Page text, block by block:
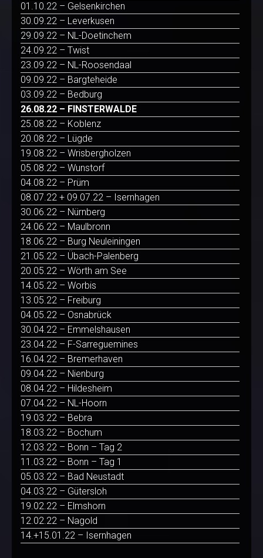
01.10.22 – Gelsenkirchen
30.09.22 – Leverkusen
29.09.22 – NL-Doetinchem
24.09.22 – Twist
23.09.22 – NL-Roosendaal
09.09.22 – Bargteheide
03.09.22 – Bedburg
26.08.22 – FINSTERWALDE
25.08.22 – Koblenz
20.08.22 – Lügde
19.08.22 – Wrisbergholzen
05.08.22 – Wunstorf
04.08.22 – Prüm
08.07.22 + 09.07.22 – Isernhagen
30.06.22 – Nürnberg
24.06.22 – Maulbronn
18.06.22 – Burg Neuleiningen
21.05.22 – Übach-Palenberg
20.05.22 – Wörth am See
14.05.22 – Worbis
13.05.22 – Freiburg
04.05.22 – Osnabrück
30.04.22 – Emmelshausen
23.04.22 – F-Sarreguemines
16.04.22 – Bremerhaven
09.04.22 – Nienburg
08.04.22 – Hildesheim
07.04.22 – NL-Hoorn
19.03.22 – Bebra
18.03.22 – Bochum
12.03.22 – Bonn – Tag 2
11.03.22 – Bonn – Tag 1
05.03.22 – Bad Neustadt
04.03.22 – Gütersloh
19.02.22 – Elmshorn
12.02.22 – Nagold
14.+15.01.22 – Isernhagen